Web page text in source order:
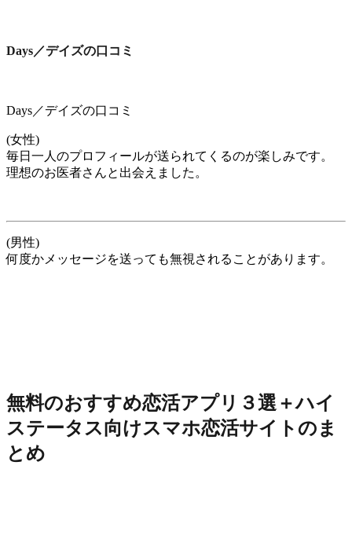
Days／デイズの口コミ
Days／デイズの口コミ
(女性)
毎日一人のプロフィールが送られてくるのが楽しみです。
理想のお医者さんと出会えました。
(男性)
何度かメッセージを送っても無視されることがあります。
無料のおすすめ恋活アプリ３選＋ハイ
ステータス向けスマホ恋活サイトのま
とめ